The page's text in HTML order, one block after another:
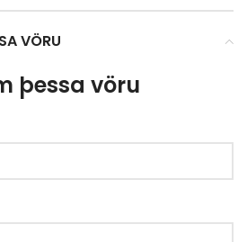
VÖRU
þessa vöru